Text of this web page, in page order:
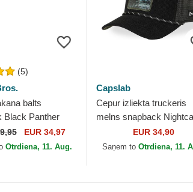
(5)
balts
Black Panther
The Farm
Farm no Goorin
EUR 34,97
Otrdiena, 11. Aug.
Capslab
Cepur izliekta truckeris
melns snapback
BEA3 NIGB Pantera
Mītiskas radības no
EUR 34,90
Saņem to Otrdiena, 11.